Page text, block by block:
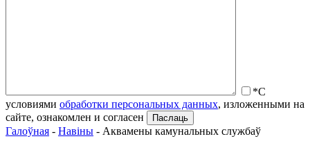
*С
условиями обработки персональных данных, изложенными на
сайте, ознакомлен и согласен
Галоўная - Навіны - Аквамены камунальных службаў